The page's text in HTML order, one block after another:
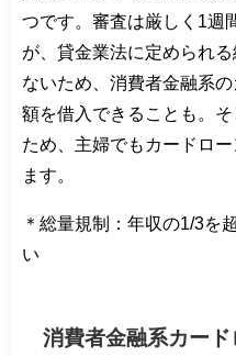
つです。審査は厳しく1週
が、貸金業法に定められ
ないため、消費者金融系
額を借入できることも。
ため、主婦でもカードロ
ます。
＊総量規制：年収の1/3を
い
消費者金融系カード